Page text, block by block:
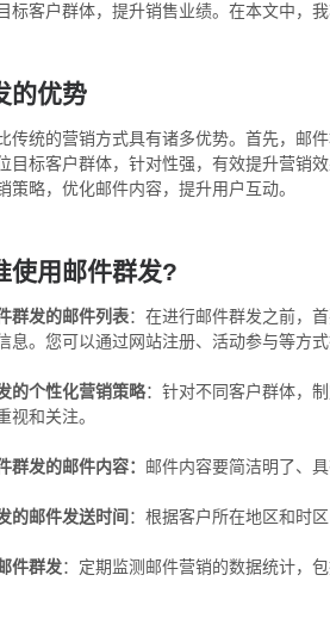
标客户群体，提升销售业绩。在本文中，
的优势
传统的营销方式具有诸多优势。首先，邮
目标客户群体，针对性强，有效提升营销
策略，优化邮件内容，提升用户互动。
使用邮件群发?
群发的邮件列表：在进行邮件群发之前，
息。您可以通过网站注册、活动参与等方式
的个性化营销策略：针对不同客户群体，
视和关注。
群发的邮件内容： 邮件内容要简洁明了、
的邮件发送时间 ：根据客户所在地区和时
件群发：定期监测邮件营销的数据统计，